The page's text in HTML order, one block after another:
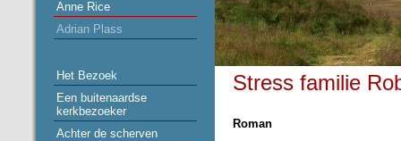
Anne Rice
Adrian Plass
Het Bezoek
Een buitenaardse
kerkbezoeker
Achter de scherven
Stress familie
Roman